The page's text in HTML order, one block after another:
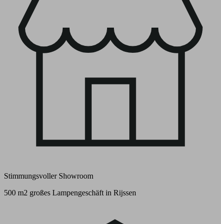
Stimmungsvoller Showroom
500 m2 großes Lampengeschäft in Rijssen